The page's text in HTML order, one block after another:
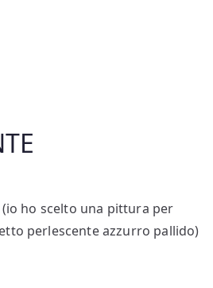
ho scelto una pittura per
perlescente azzurro pallido)